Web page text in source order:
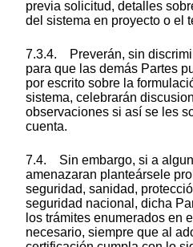
previa solicitud, detalles
del sistema en proyecto o el
7.3.4. Preverán, sin
para que las demás Partes
por escrito sobre la
sistema, celebrarán
observaciones si así se les
cuenta.
7.4. Sin embargo, si a
amenazaran planteársele
seguridad, sanidad,
seguridad nacional, dicha
los trámites enumerados en
necesario, siempre que al